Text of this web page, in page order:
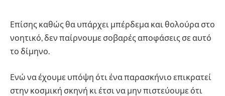
Επίσης καθώς θα υπάρχει μπέρδεμα και θολούρα στο
νοητικό, δεν παίρνουμε σοβαρές αποφάσεις σε αυτό
το δίμηνο.
Ενώ να έχουμε υπόψη ότι ένα παρασκήνιο επικρατεί
στην κοσμική σκηνή κι έτσι να μην πιστεύουμε ότι